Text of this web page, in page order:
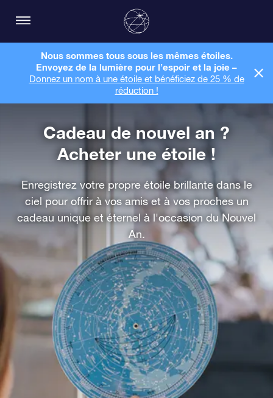
Nous sommes tous sous les mêmes étoiles.
Envoyez de la lumière pour l’espoir et la joie –
Donnez un nom à une étoile et bénéficiez de 25 % de
réduction !
Cadeau de nouvel an ?
Acheter une étoile !
Enregistrez votre propre étoile brillante dans le
ciel pour offrir à vos amis et à vos proches un
cadeau unique et éternel à l'occasion du Nouvel
An.